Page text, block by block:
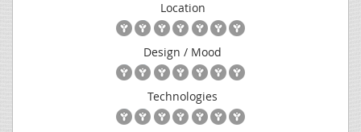
Location
Design / Mood
Technologies